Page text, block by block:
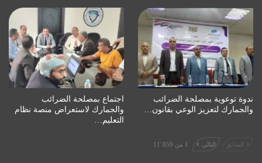
ندوة توعوية بمصلحة الضرائب
والجمارك لتعزيز الوعي بقانون…
اجتماع بمصلحة الضرائب
والجمارك لاستعراض منصة نظام
التعليم…
السابق التالي 1 من 11٬859